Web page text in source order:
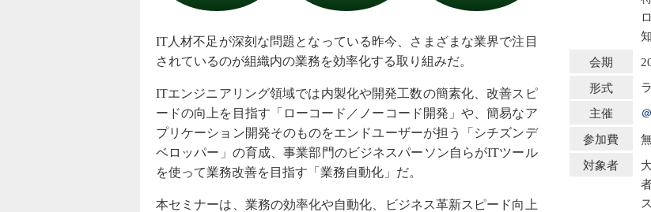
IT人材不足が深刻な問題となっている昨今、さまざまな業界で注目
されているのが組織内の業務を効率化する取り組みだ。
ITエンジニアリング領域では内製化や開発工数の簡素化、改善スピ
ードの向上を目指す「ローコード／ノーコード開発」や、簡易なア
プリケーション開発そのものをエンドユーザーが担う「シチズンデ
ベロッパー」の育成、事業部門のビジネスパーソン自らがITツール
を使って業務改善を目指す「業務自動化」だ。
本セミナーは、業務の効率化や自動化、ビジネス革新スピード向上
会期
形式
主催
参加費
対象者